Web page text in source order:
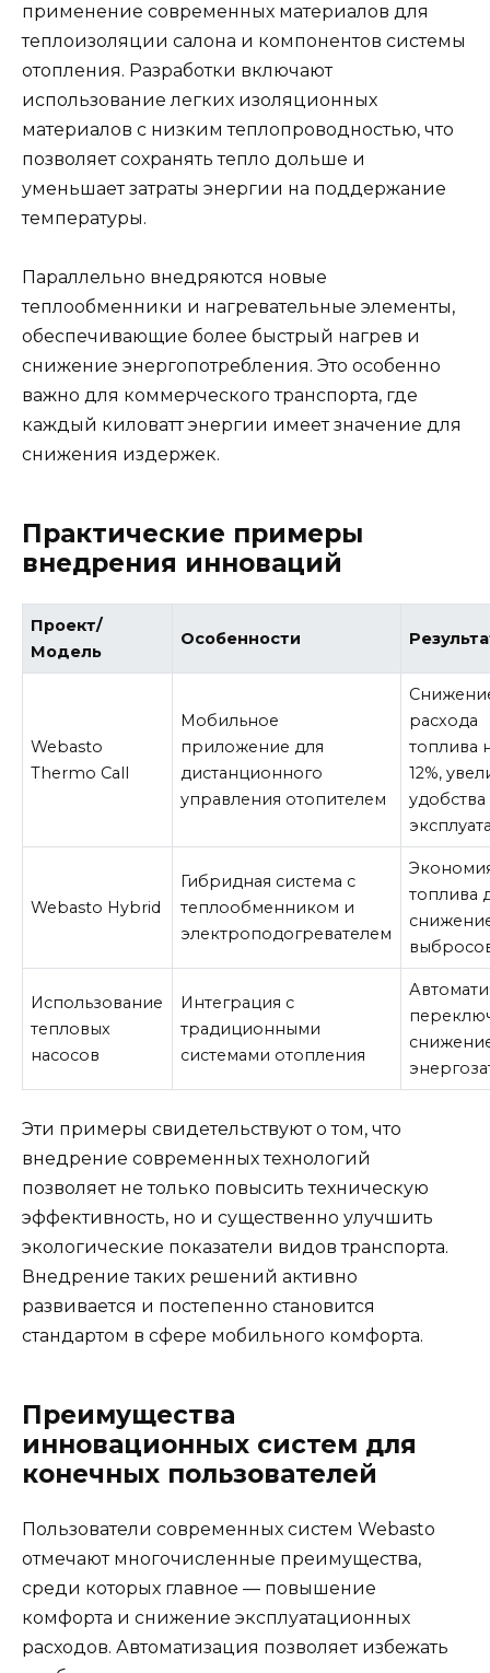
применение современных материалов для
теплоизоляции салона и компонентов системы
отопления. Разработки включают
использование легких изоляционных
материалов с низким теплопроводностью, что
позволяет сохранять тепло дольше и
уменьшает затраты энергии на поддержание
температуры.
Параллельно внедряются новые
теплообменники и нагревательные элементы,
обеспечивающие более быстрый нагрев и
снижение энергопотребления. Это особенно
важно для коммерческого транспорта, где
каждый киловатт энергии имеет значение для
снижения издержек.
Практические примеры
внедрения инноваций
Проект/
Модель
Особенности
Webasto
Thermo Call
Мобильное
приложение для
дистанционного
управления отопителем
расхода
топлива
12%,
удобства
Webasto Hybrid
Гибридная система с
теплообменником и
электроподогревателем
топлива
Использование
тепловых
насосов
Интеграция с
традиционными
системами отопления
Эти примеры свидетельствуют о том, что
внедрение современных технологий
позволяет не только повысить техническую
эффективность, но и существенно улучшить
экологические показатели видов транспорта.
Внедрение таких решений активно
развивается и постепенно становится
стандартом в сфере мобильного комфорта.
Преимущества
инновационных систем для
конечных пользователей
Пользователи современных систем Webasto
отмечают многочисленные преимущества,
среди которых главное — повышение
комфорта и снижение эксплуатационных
расходов. Автоматизация позволяет избежать